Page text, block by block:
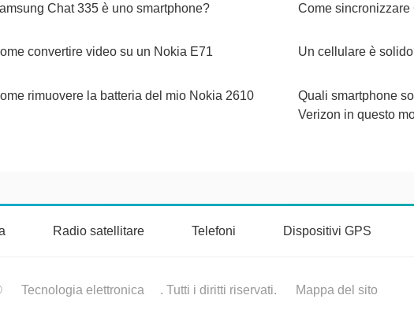
Chat 335 è uno smartphone? Come
convertire video su un Nokia E71 Un cellulare è
rimuovere la batteria del mio Nokia 2610
Quali smartphone
Verizon in questo
Radio satellitare Telefoni Dispositivi GPS
Tecnologia elettronica . Tutti i diritti riservati. Mappa del sito